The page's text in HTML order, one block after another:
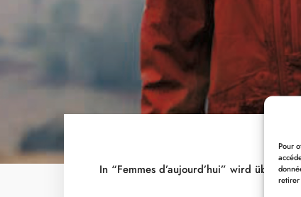
Pour
retirer
In “Femmes d’aujourd’hui” wird über